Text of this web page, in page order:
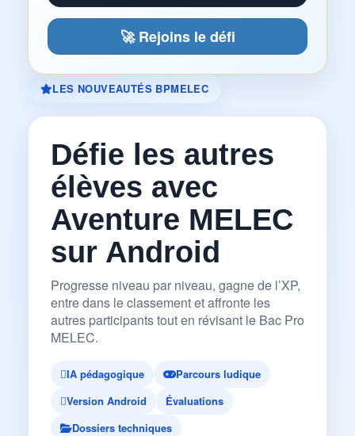
🚀 Rejoins le défi
LES NOUVEAUTÉS BPMELEC
Défie les autres
élèves avec
Aventure MELEC
sur Android
Progresse niveau par niveau, gagne de l’XP,
entre dans le classement et affronte les
autres participants tout en révisant le Bac Pro
MELEC.
IA pédagogique
Parcours ludique
Version Android
Évaluations
Dossiers techniques